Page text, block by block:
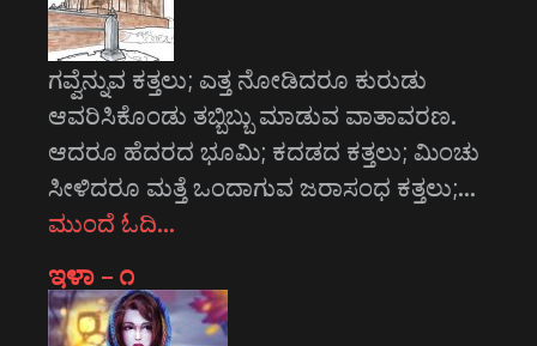
ಗವ್ವೆನ್ನುವ ಕತ್ತಲು; ಎತ್ತ ನೋಡಿದರೂ ಕುರುಡು
ಆವರಿಸಿಕೊಂಡು ತಬ್ಬಿಬ್ಬು ಮಾಡುವ ವಾತಾವರಣ.
ಆದರೂ ಹೆದರದ ಭೂಮಿ; ಕದಡದ ಕತ್ತಲು; ಮಿಂಚು
ಸೀಳಿದರೂ ಮತ್ತೆ ಒಂದಾಗುವ ಜರಾಸಂಧ ಕತ್ತಲು;…
ಮುಂದೆ ಓದಿ…
ಇಳಾ – ೧